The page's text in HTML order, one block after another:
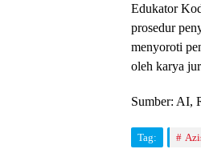
Edukator
prosedur
menyoroti
oleh karya
Sumber: AI,
Tag: